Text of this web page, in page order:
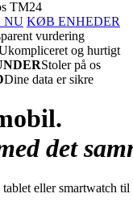
NU KØB ENHEDER
vurdering
og hurtigt
Stoler på os
Dine data er sikre
det
eller smartwatch